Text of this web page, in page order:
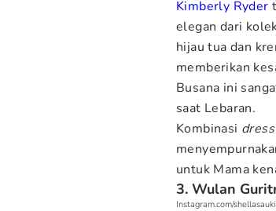
Kimberly Ryder
elegan dari
hijau tua dan
memberikan
Busana ini
saat Lebaran.
Kombinasi dress
untuk Mama
3. Wulan
Instagram.com/